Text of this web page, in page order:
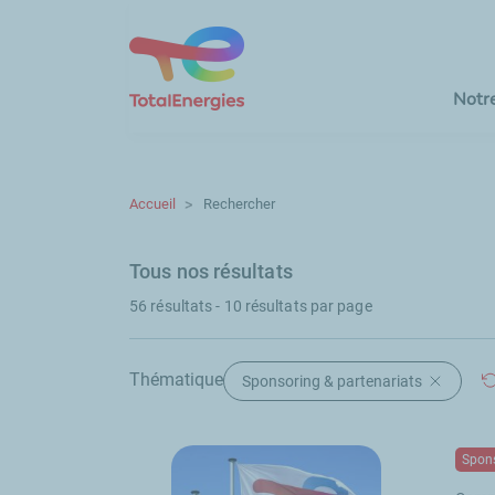
Accueil Rechercher
Tous nos résultats
56 résultats - 10 résultats par page
Thématique Sponsoring & partenariats